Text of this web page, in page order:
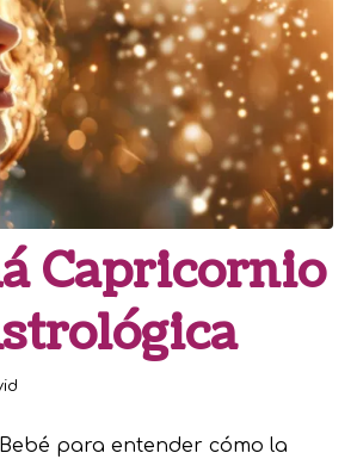
Capricornio
para entender cómo la